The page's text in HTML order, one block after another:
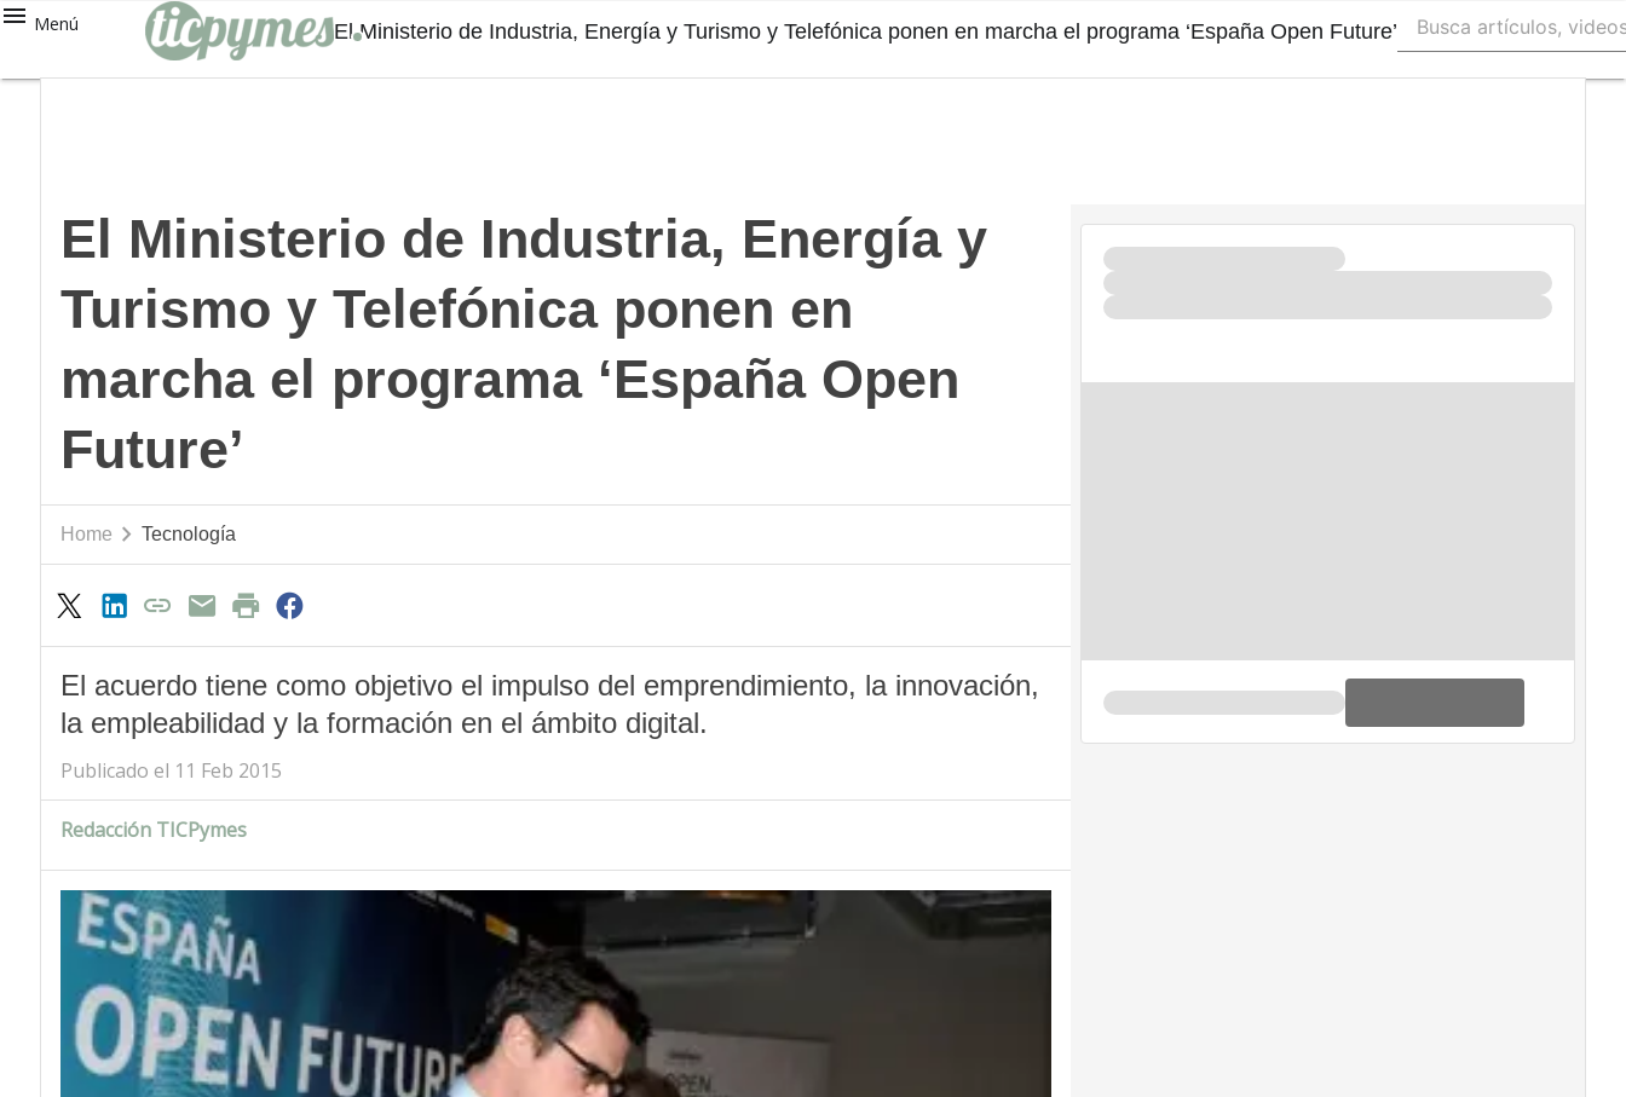
Menú El Ministerio de Industria, Energía y Turismo y Telefónica ponen en marcha el programa ‘España Open Future’ Autónomos
Emprendedores
Legislación
El Ministerio de Industria, Energía y
Turismo y Telefónica ponen en
marcha el programa ‘España Open
Future’
Home Tecnología
El acuerdo tiene como objetivo el impulso del emprendimiento, la innovación,
la empleabilidad y la formación en el ámbito digital.
Publicado el 11 Feb 2015
Redacción TICPymes